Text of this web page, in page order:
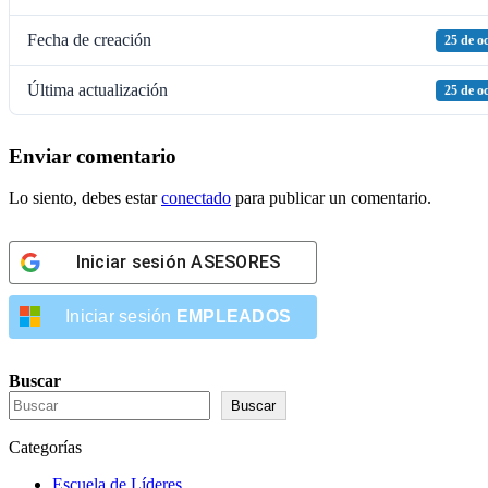
Fecha de creación 25 de
Última actualización 25 de
Enviar comentario
Lo siento, debes estarconectado para publicar un comentario.
Iniciar sesiónASESORES
Iniciar sesión EMPLEADOS
Buscar
Buscar
Categorías